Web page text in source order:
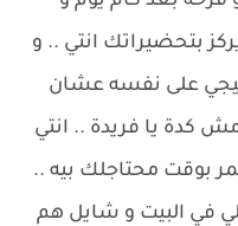
بتحضيراتك انتي .. و
على نفسه عشان
كدة يا فريدة .. انتي
بوقت محتاجلك بيه ..
في البيت و شايل هم